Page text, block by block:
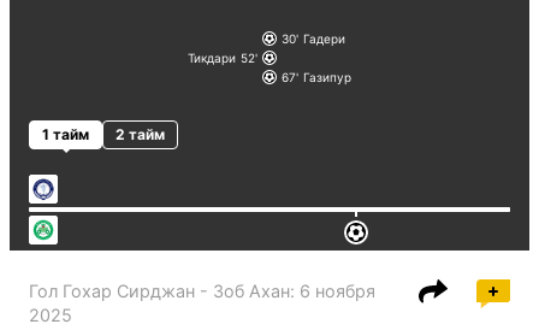
30 Гадери
Тикдари 52
67 Газипур
1 тайм 2 тайм
Гол Гохар Сирджан - Зоб Ахан: 6 ноября
2025